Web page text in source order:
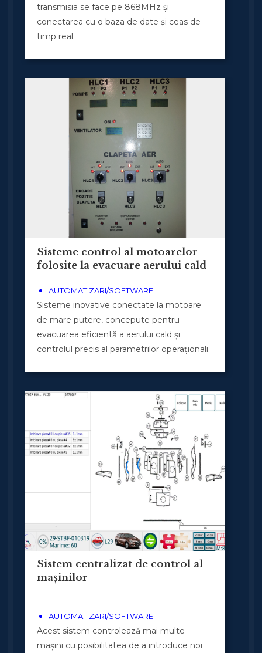
transmisia se face pe 868MHz și
conectarea cu o baza de date și ceas de
timp real.
Sisteme control al motoarelor
folosite la evacuare aerului cald
AUTOMATIZARI/SOFTWARE
Sisteme inovative conectate la motoare
de mare putere, concepute pentru
evacuarea eficientă a aerului cald și
controlul precis al parametrilor operaționali.
Sistem centralizat de control al
mașinilor
AUTOMATIZARI/SOFTWARE
Acest sistem controlează mai multe
mașini cu posibilitatea de a introduce noi